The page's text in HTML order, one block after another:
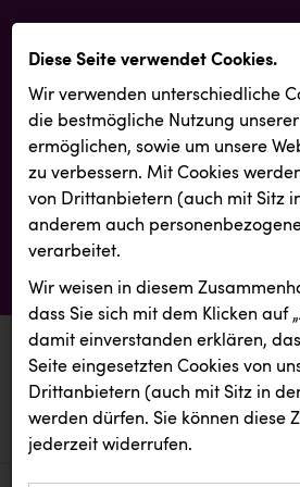
aktuelle aussendungen
aktuelle aussendungen
Diese Seite verwendet Cookies.
Wir verwenden unterschiedliche
die best­mögliche Nutzung unserer
ermöglichen, sowie um unsere
zu verbessern. Mit Cookies
von Drittanbietern (auch mit Sitz
anderem auch
verarbeitet.
Wir weisen in diesem
dass Sie sich mit dem Klicken auf
damit ein­ver­standen erklären,
Seite eingesetzten Cookies von
Drittanbietern (auch mit Sitz in
werden dürfen. Sie können diese
jederzeit widerrufen.